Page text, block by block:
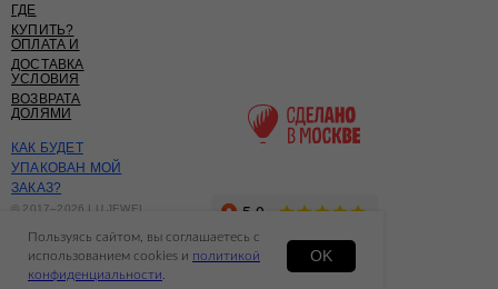
© 2017–2026 LU JEWEL
КРИСТИНА СЕРГЕЕВНА
СДЕЛАНО В FIRSTOV
ОПЛАТА И
ДОСТАВКА
УСЛОВИЯ
ВОЗВРАТА
ГДЕ
КУПИТЬ?
КАК БУДЕТ
УПАКОВАН МОЙ
ЗАКАЗ?
ДОЛЯМИ
Пользуясь сайтом, вы соглашаетесь с
использованием cookies и политикой
конфиденциальности
OK